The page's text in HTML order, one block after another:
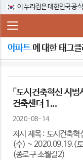
이 누리집은 대한민국 공
아파트에 대한 태그
「도시건축혁신 시
건축센터 1...
2020-08-14
저시 제목 : 도시건축
(수) ~ 2020.09.19.(토
(종로구 소월길2)